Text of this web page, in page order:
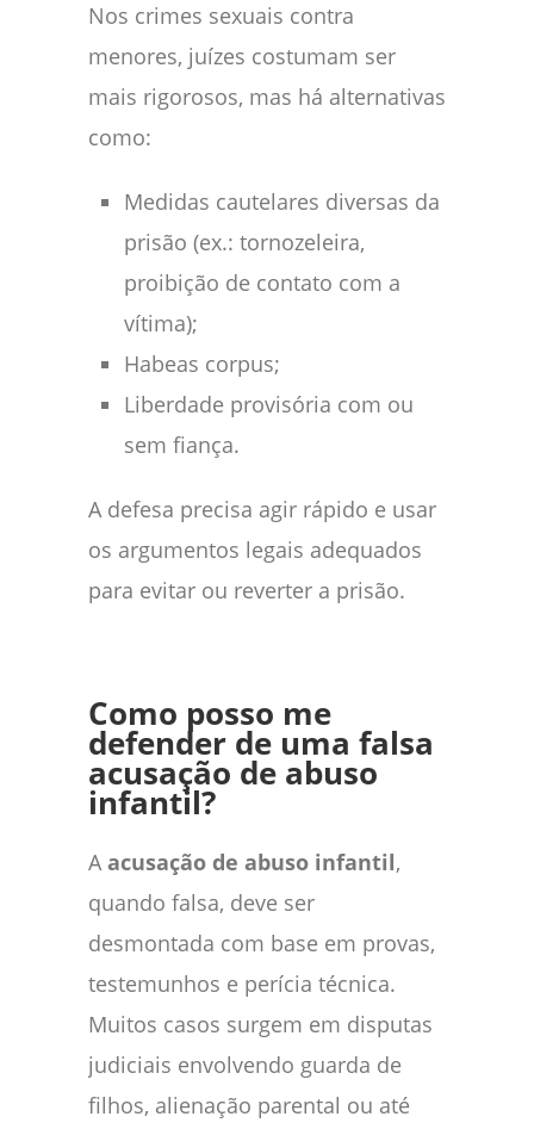
Nos crimes sexuais contra
menores, juízes costumam ser
mais rigorosos, mas há alternativas
como:
Medidas cautelares diversas da
prisão (ex.: tornozeleira,
proibição de contato com a
vítima);
Habeas corpus;
Liberdade provisória com ou
sem fiança.
A defesa precisa agir rápido e usar
os argumentos legais adequados
para evitar ou reverter a prisão.
Como posso me
defender de uma falsa
acusação de abuso
infantil?
A acusação de abuso infantil,
quando falsa, deve ser
desmontada com base em provas,
testemunhos e perícia técnica.
Muitos casos surgem em disputas
judiciais envolvendo guarda de
filhos, alienação parental ou até